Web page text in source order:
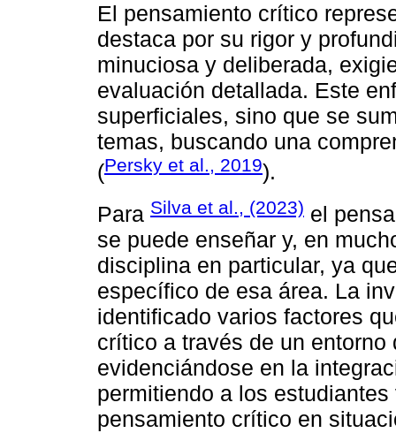
El pensamiento crítico
destaca por su rigor y
minuciosa y deliberada,
evaluación detallada. Este
superficiales, sino que se
temas, buscando una
(Persky et al., 2019).
Para Silva et al., (2023) el
se puede enseñar y, en
disciplina en particular, ya
específico de esa área. La
identificado varios factores
crítico a través de un
evidenciándose en la
permitiendo a los
pensamiento crítico en